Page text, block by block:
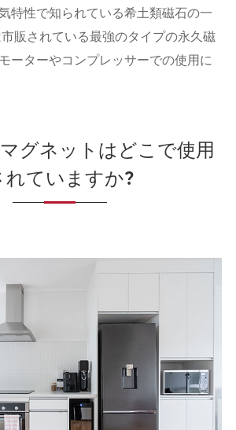
特性で知られている希土類磁石の一
販されている最強のタイプの永久磁
ーターやコンプレッサーでの使用に
グネットはどこで使用
れていますか?